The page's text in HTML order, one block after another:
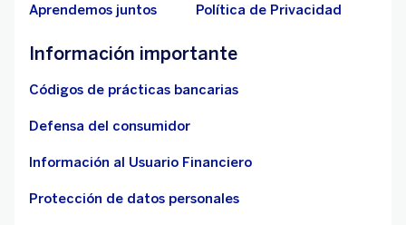
Aprendemos juntos Política de Privacidad
Información importante
Códigos de prácticas bancarias
Defensa del consumidor
Información al Usuario Financiero
Protección de datos personales